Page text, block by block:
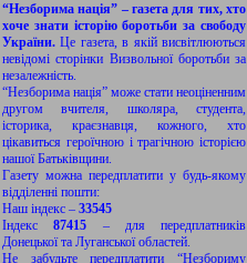
“Незборима нація” – газета для тих, хто
хоче знати історію боротьби за свободу
України.Це газета, в якій висвітлюються
невідомі сторінки Визвольної боротьби за
незалежність.
“Незборима нація” може стати неоціненним
другом вчителя, школяра, студента,
історика, краєзнавця, кожного, хто
цікавиться героїчною і трагічною історією
нашої Батьківщини.
Газету можна передплатити у будь-якому
відділенні пошти:
Наш індекс – 33545
Індекс87415 – для передплатників
Донецької та Луганської областей.
Не забудьте передплатити “Незбориму